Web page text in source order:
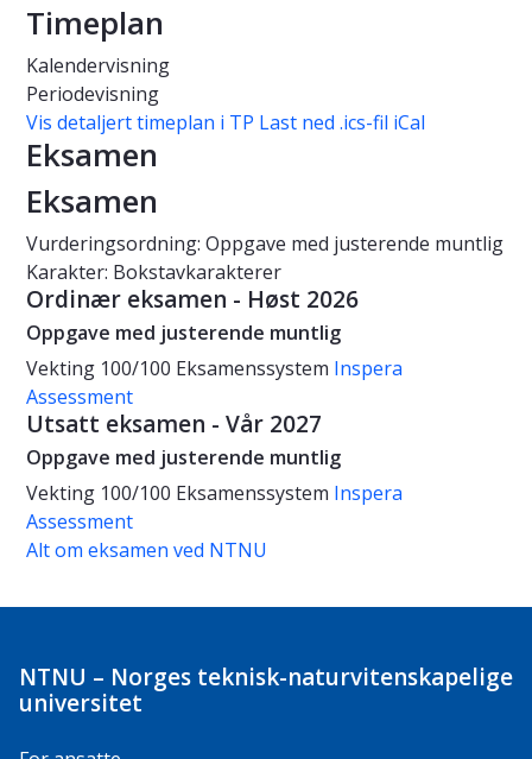
Timeplan
Kalendervisning
Periodevisning
Vis detaljert timeplan i TP Last ned .ics-fil iCal
Eksamen
Eksamen
Vurderingsordning: Oppgave med justerende muntlig
Karakter: Bokstavkarakterer
Ordinær eksamen - Høst 2026
Oppgave med justerende muntlig
Vekting 100/100 Eksamenssystem Inspera
Assessment
Utsatt eksamen - Vår 2027
Oppgave med justerende muntlig
Vekting 100/100 Eksamenssystem Inspera
Assessment
Alt om eksamen ved NTNU
NTNU – Norges teknisk-naturvitenskapelige
universitet